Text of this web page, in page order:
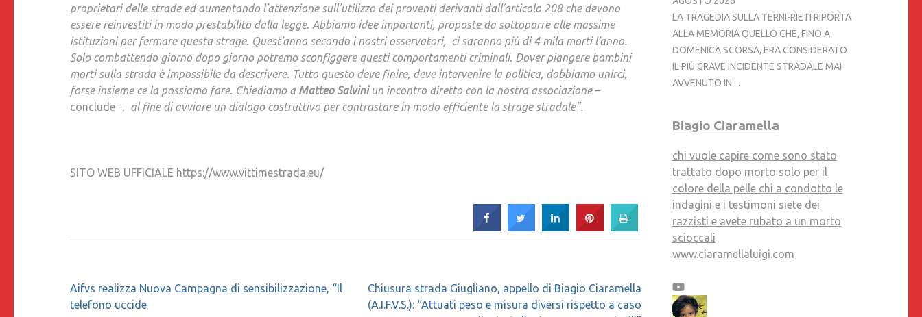
proprietari delle strade ed aumentando l’attenzione sull’utilizzo dei proventi derivanti dall’articolo 208 che devono
essere reinvestiti in modo prestabilito dalla legge. Abbiamo idee importanti, proposte da sottoporre alle massime
istituzioni per fermare questa strage. Quest’anno secondo i nostri osservatori, ci saranno più di 4 mila morti l’anno.
Solo combattendo giorno dopo giorno potremo sconfiggere questi comportamenti criminali. Dover piangere bambini
morti sulla strada è impossibile da descrivere. Tutto questo deve finire, deve intervenire la politica, dobbiamo unirci,
forse insieme ce la possiamo fare. Chiediamo a Matteo Salviniun incontro diretto con la nostra associazione–
conclude -, al fine di avviare un dialogo costruttivo per contrastare in modo efficiente la strage stradale”.
SITO WEB UFFICIALE https://www.vittimestrada.eu/
Navigazione
articoli
Aifvs realizza Nuova Campagna di sensibilizzazione, “Il
telefono uccide
Chiusura strada Giugliano, appello di Biagio Ciaramella
(A.I.F.V.S.): “Attuati peso e misura diversi rispetto a caso
LA TRAGEDIA SULLA TERNI-RIETI RIPORTA
ALLA MEMORIA QUELLO CHE, FINO A
DOMENICA SCORSA, ERA CONSIDERATO
IL PIÙ GRAVE INCIDENTE STRADALE MAI
AVVENUTO IN ...
Biagio Ciaramella
chi vuole capire come sono stato
trattato dopo morto solo per il
colore della pelle chi a condotto le
indagini e i testimoni siete dei
razzisti e avete rubato a un morto
scioccali
www.ciaramellaluigi.com